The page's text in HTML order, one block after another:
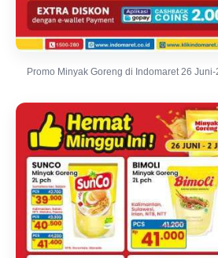
Promo Minyak Goreng di Indomaret 26